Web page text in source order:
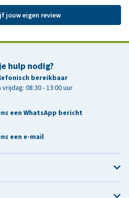
jouw eigen review
hulp nodig?
bereikbaar
08:30 - 13:00 uur
een WhatsApp bericht
een e-mail